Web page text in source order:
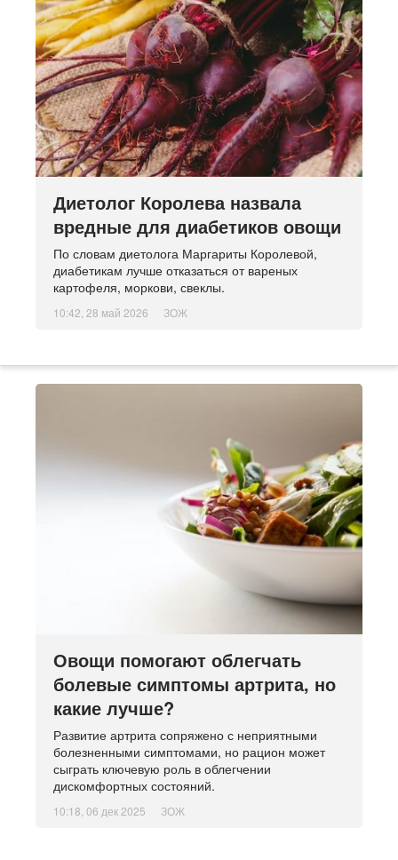
Диетолог Королева назвала
вредные для диабетиков овощи
По словам диетолога Маргариты Королевой,
диабетикам лучше отказаться от вареных
картофеля, моркови, свеклы.
10:42, 28 май 2026 ЗОЖ
Овощи помогают облегчать
болевые симптомы артрита, но
какие лучше?
Развитие артрита сопряжено с неприятными
болезненными симптомами, но рацион может
сыграть ключевую роль в облегчении
дискомфортных состояний.
10:18, 06 дек 2025 ЗОЖ